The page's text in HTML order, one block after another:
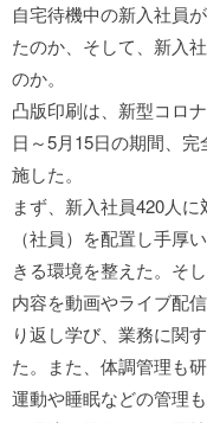
自宅待機中の新入社員
たのか、そして、新入
のか。
凸版印刷は、新型コロ
日～5月15日の期間、
施した。
まず、新入社員420人
（社員）を配置し手厚
きる環境を整えた。そ
内容を動画やライブ配
り返し学び、業務に関
た。また、体調管理も
運動や睡眠などの管理